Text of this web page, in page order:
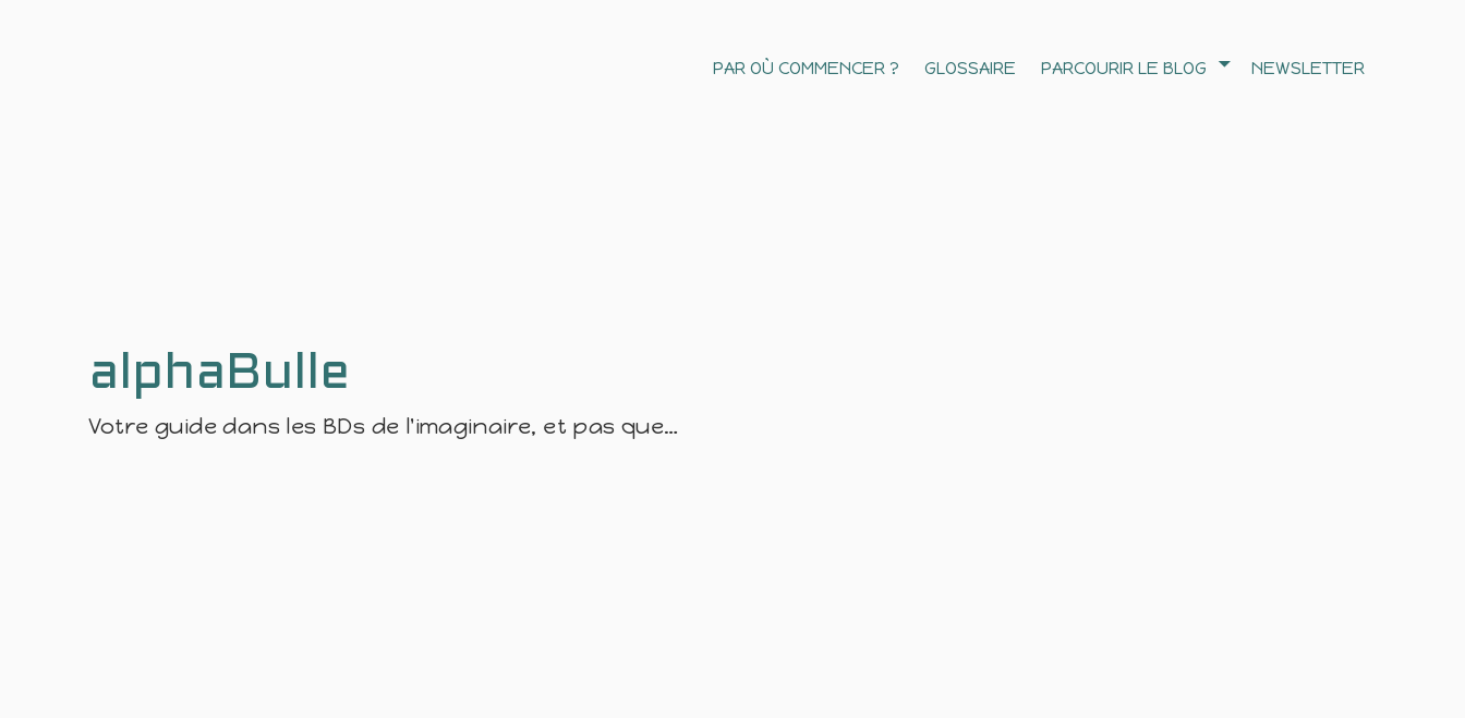
alphaBulle
Votre guide dans les BDs de l'imaginaire, et pas que…
PAR OÙ COMMENCER ? GLOSSAIRE PARCOURIR LE BLOG NEWSLETTER